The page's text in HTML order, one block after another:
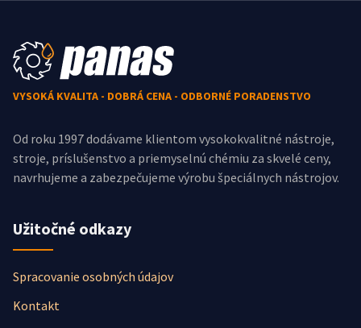
VYSOKÁ KVALITA - DOBRÁ CENA - ODBORNÉ PORADENSTVO
Od roku 1997 dodávame klientom vysokokvalitné nástroje,
stroje, príslušenstvo a priemyselnú chémiu za skvelé ceny,
navrhujeme a zabezpečujeme výrobu špeciálnych nástrojov.
Užitočné odkazy
Spracovanie osobných údajov
Kontakt